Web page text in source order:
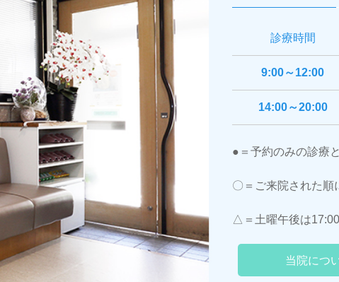
診療時間
9:00～12:00
14:00～20:00
●＝予約のみの診療
〇＝ご来院された順
△＝土曜午後は
当院につ